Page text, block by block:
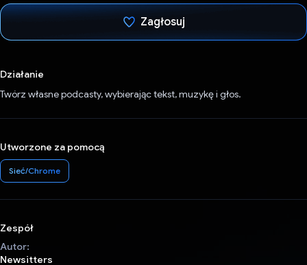
Zagłosuj
Działanie
Twórz własne podcasty, wybierając tekst, muzykę i głos.
Utworzone za pomocą
Sieć/Chrome
Zespół
Autor:
Newsitters